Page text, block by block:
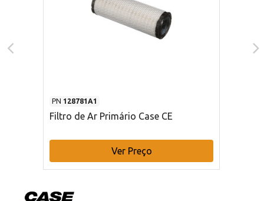
PN 128781A1
Filtro de Ar Primário Case CE
Ver Preço